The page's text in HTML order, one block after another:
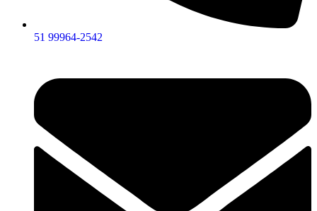
51 99964-2542